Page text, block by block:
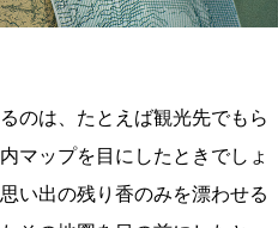
のは、たとえば観光先でもら
マップを目にしたときでしょ
い出の残り香のみを漂わせる